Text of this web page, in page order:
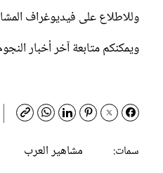
وللاطلاع على فيديوغراف
ويمكنكم متابعة آخر أخبار
سمات:
مشاهير العرب